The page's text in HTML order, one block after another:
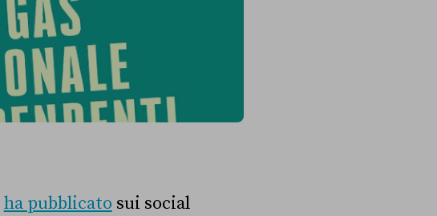
ha pubblicato sui social